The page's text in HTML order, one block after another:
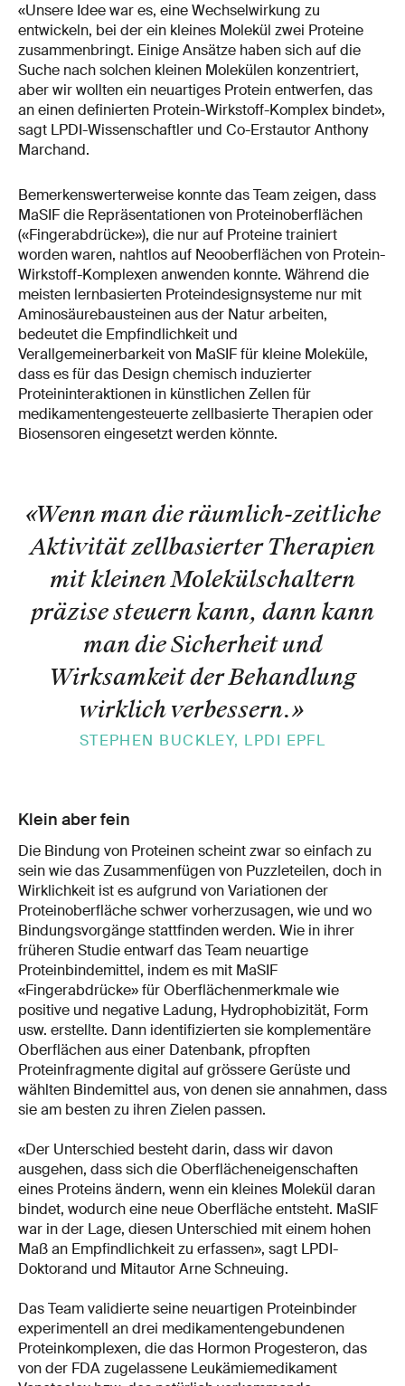
«Unsere Idee war es, eine Wechselwirkung zu
entwickeln, bei der ein kleines Molekül zwei Proteine
zusammenbringt. Einige Ansätze haben sich auf die
Suche nach solchen kleinen Molekülen konzentriert,
aber wir wollten ein neuartiges Protein entwerfen, das
an einen definierten Protein-Wirkstoff-Komplex bindet»,
sagt LPDI-Wissenschaftler und Co-Erstautor Anthony
Marchand.
Bemerkenswerterweise konnte das Team zeigen, dass
MaSIF die Repräsentationen von Proteinoberflächen
(«Fingerabdrücke»), die nur auf Proteine trainiert
worden waren, nahtlos auf Neooberflächen von Protein-
Wirkstoff-Komplexen anwenden konnte. Während die
meisten lernbasierten Proteindesignsysteme nur mit
Aminosäurebausteinen aus der Natur arbeiten,
bedeutet die Empfindlichkeit und
Verallgemeinerbarkeit von MaSIF für kleine Moleküle,
dass es für das Design chemisch induzierter
Proteininteraktionen in künstlichen Zellen für
medikamentengesteuerte zellbasierte Therapien oder
Biosensoren eingesetzt werden könnte.
«Wenn man die räumlich-zeitliche
Aktivität zellbasierter Therapien
mit kleinen Molekülschaltern
präzise steuern kann, dann kann
man die Sicherheit und
Wirksamkeit der Behandlung
wirklich verbessern.»
STEPHEN BUCKLEY, LPDI EPFL
Klein aber fein
Die Bindung von Proteinen scheint zwar so einfach zu
sein wie das Zusammenfügen von Puzzleteilen, doch in
Wirklichkeit ist es aufgrund von Variationen der
Proteinoberfläche schwer vorherzusagen, wie und wo
Bindungsvorgänge stattfinden werden. Wie in ihrer
früheren Studie entwarf das Team neuartige
Proteinbindemittel, indem es mit MaSIF
«Fingerabdrücke» für Oberflächenmerkmale wie
positive und negative Ladung, Hydrophobizität, Form
usw. erstellte. Dann identifizierten sie komplementäre
Oberflächen aus einer Datenbank, pfropften
Proteinfragmente digital auf grössere Gerüste und
wählten Bindemittel aus, von denen sie annahmen, dass
sie am besten zu ihren Zielen passen.
«Der Unterschied besteht darin, dass wir davon
ausgehen, dass sich die Oberflächeneigenschaften
eines Proteins ändern, wenn ein kleines Molekül daran
bindet, wodurch eine neue Oberfläche entsteht. MaSIF
war in der Lage, diesen Unterschied mit einem hohen
Maß an Empfindlichkeit zu erfassen», sagt LPDI-
Doktorand und Mitautor Arne Schneuing.
Das Team validierte seine neuartigen Proteinbinder
experimentell an drei medikamentengebundenen
Proteinkomplexen, die das Hormon Progesteron, das
von der FDA zugelassene Leukämiemedikament